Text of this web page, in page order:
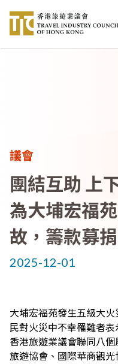
內
議會
團結互助 上
為大埔宏福
故，籌款募捐
2025-12-01
大埔宏福苑發生五級大
民對火災中不幸罹難者
香港旅遊業議會聯同八
旅遊協會、國際華商觀